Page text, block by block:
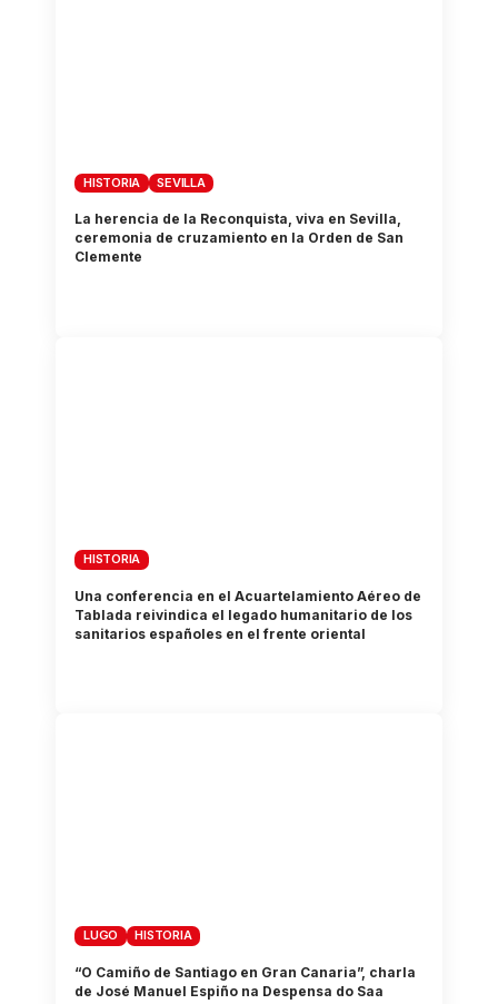
HISTORIA SEVILLA
La herencia de la Reconquista, viva en Sevilla,
ceremonia de cruzamiento en la Orden de San
Clemente
HISTORIA
Una conferencia en el Acuartelamiento Aéreo de
Tablada reivindica el legado humanitario de los
sanitarios españoles en el frente oriental
LUGO HISTORIA
“O Camiño de Santiago en Gran Canaria”, charla
de José Manuel Espiño na Despensa do Saa